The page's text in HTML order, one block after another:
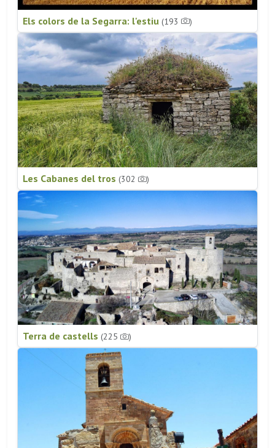
Els colors de la Segarra: l'estiu (193 )
Les Cabanes del tros (302 )
Terra de castells (225 )